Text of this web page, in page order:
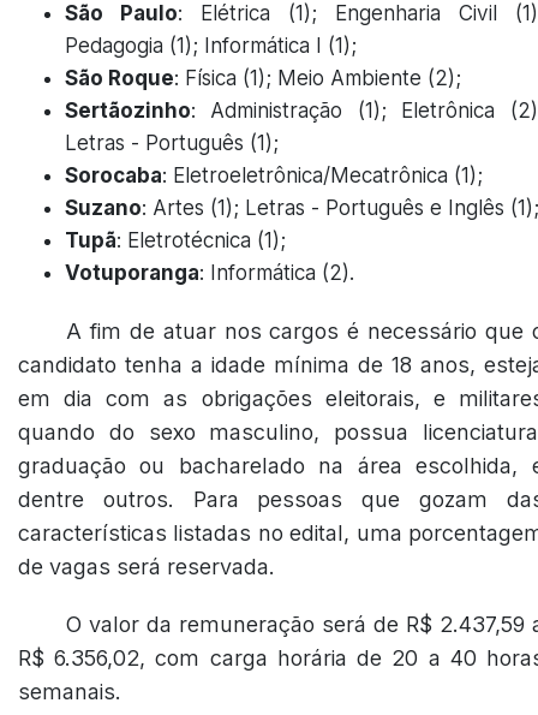
São Paulo: Elétrica (1); Engenharia Civil
Pedagogia (1); Informática I (1);
São Roque: Física (1); Meio Ambiente (2);
Sertãozinho: Administração (1); Eletrônica
Letras - Português (1);
Sorocaba: Eletroeletrônica/Mecatrônica (1);
Suzano: Artes (1); Letras - Português e Inglês (1);
Tupã: Eletrotécnica (1);
Votuporanga: Informática (2).
A fim de atuar nos cargos é necessário que
candidato tenha a idade mínima de 18 anos,
em dia com as obrigações eleitorais, e
quando do sexo masculino, possua
graduação ou bacharelado na área escolhida,
dentre outros. Para pessoas que gozam
características listadas no edital, uma
de vagas será reservada.
O valor da remuneração será de R$ 2.437,59
R$ 6.356,02, com carga horária de 20 a 40
semanais.